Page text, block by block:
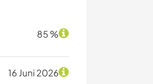
85 %
16 Juni 2026